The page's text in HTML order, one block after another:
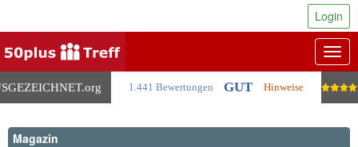
.org 1.441 Bewertungen GUT Hinweise
Login
Magazin